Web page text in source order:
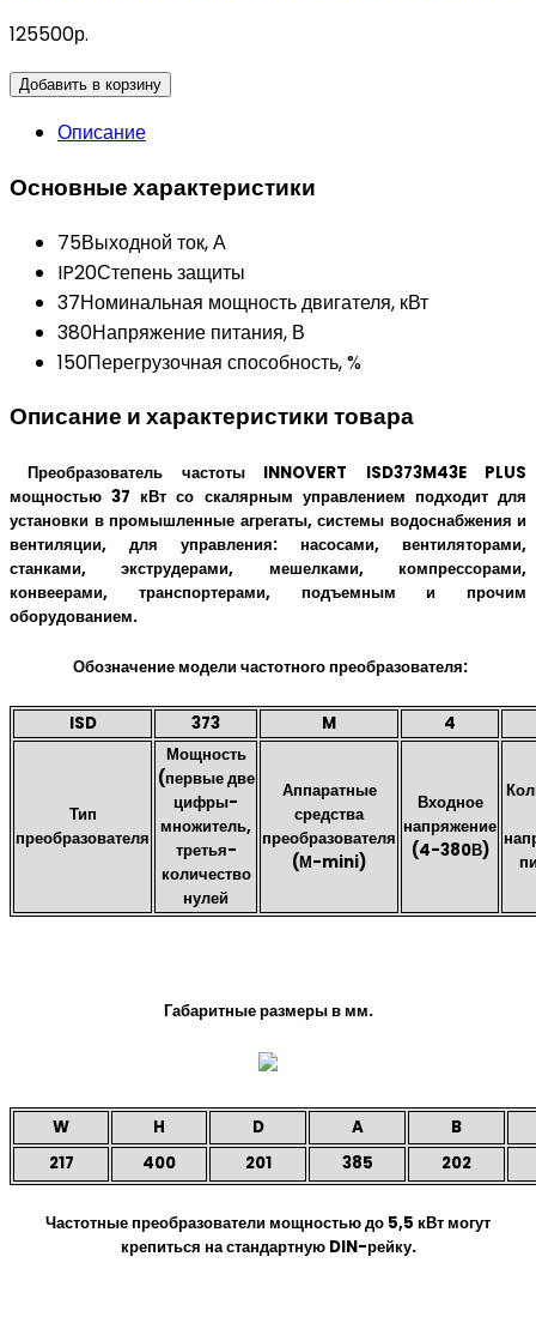
125500р.
Добавить в корзину
Описание
Основные характеристики
75Выходной ток, А
IP20Степень защиты
37Номинальная мощность двигателя, кВт
380Напряжение питания, В
150Перегрузочная способность, %
Описание и характеристики товара
Преобразователь частоты INNOVERT ISD373M43E PLUS
мощностью 37 кВт со скалярным управлением подходит для
установки в промышленные агрегаты, системы водоснабжения и
вентиляции, для управления: насосами, вентиляторами,
станками, экструдерами, мешелками, компрессорами,
конвеерами, транспортерами, подъемным и прочим
оборудованием.
Обозначение модели частотного преобразователя:
ISD 373 M 4
Тип
преобразователя
Мощность
(первые две
цифры-
множитель,
третья-
количество
нулей
Аппаратные
средства
преобразователя
(М-mini)
Входное
напряжение
(4-380В)
Габаритные размеры в мм.
W H D A
B
217
400 201 385 202
Частотные преобразователи мощностью до 5,5 кВт могут
крепиться на стандартную DIN-рейку.